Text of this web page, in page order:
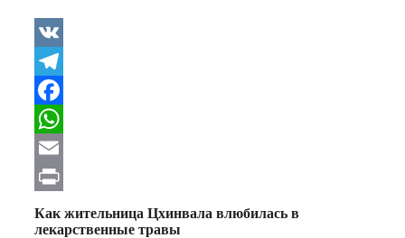
VK
Telegram
Facebook
WhatsApp
Email
Print
Как жительница Цхинвала влюбилась в
лекарственные травы